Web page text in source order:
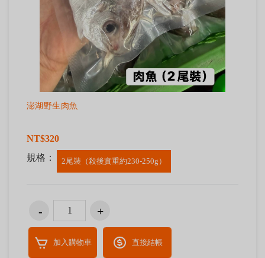
澎湖野生肉魚
NT$320
規格：
2尾裝（殺後實重約230-250g）
加入購物車 直接結帳